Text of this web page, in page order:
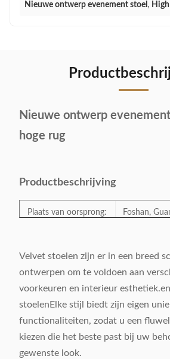
Nieuwe ontwerp evenement stoel ,
Nieuwe ontwerp
hoge rug
Productbeschrijving
Plaats van oorsprong: Foshan,
Categorie: Eetstoel,
Stijl:
Kleur: Facultatief
Velvet stoelen zijn er in een breed
ontwerpen om te voldoen aan
voorkeuren en interieur
stoelenElke stijl biedt zijn eigen
functionaliteiten, zodat u een
kiezen die het beste past bij uw
gewenste look.